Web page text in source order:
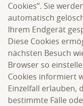
Cookies”. Sie
automatisch
Ihrem Endgerät
Diese Cookies
nächsten Besuch
Browser so
Cookies informiert
Einzelfall erlauben,
bestimmte Fälle